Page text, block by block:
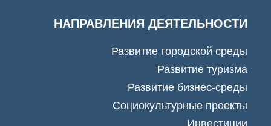
НАПРАВЛЕНИЯ ДЕЯТЕЛЬНОСТИ
Развитие городской среды
Развитие туризма
Развитие бизнес-среды
Социокультурные проекты